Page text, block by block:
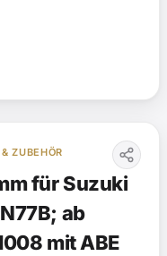
ZUBEHÖR
für Suzuki
ab
mit ABE